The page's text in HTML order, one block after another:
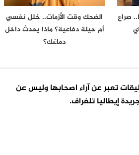
صراع
الضحك وقت الأزمات.. خلل نفسي
أم حيلة دفاعية؟ ماذا يحدث داخل
دماغك؟
تعبر عن آراء اصحابها وليس عن
إيطاليا تلغراف.